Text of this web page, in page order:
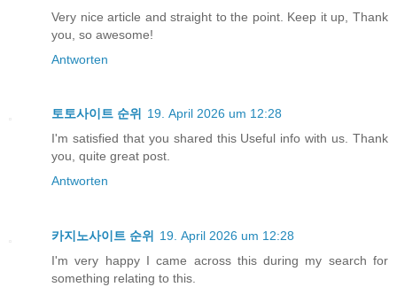
Very nice article and straight to the point. Keep it up, Thank
you, so awesome!
Antworten
토토사이트 순위
19. April 2026 um 12:28
I'm satisfied that you shared this Useful info with us. Thank
you, quite great post.
Antworten
카지노사이트 순위
19. April 2026 um 12:28
I'm very happy I came across this during my search for
something relating to this.